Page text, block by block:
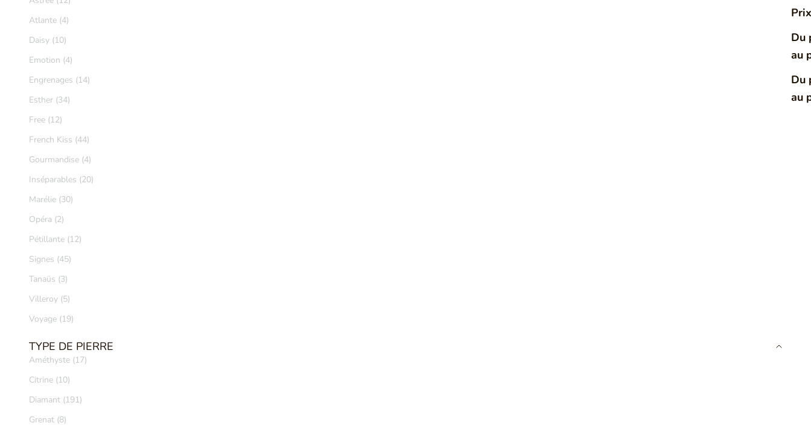
Du
au
Du
au
Atlante (4)
Daisy (10)
Emotion (4)
Engrenages (14)
Esther (34)
Free (12)
French Kiss (44)
Gourmandise (4)
Inséparables (20)
Marélie (30)
Opéra (2)
Pétillante (12)
Signes (45)
Tanaüs (3)
Villeroy (5)
Voyage (19)
TYPE DE PIERRE
Améthyste (17)
Citrine (10)
Diamant (191)
Grenat (8)